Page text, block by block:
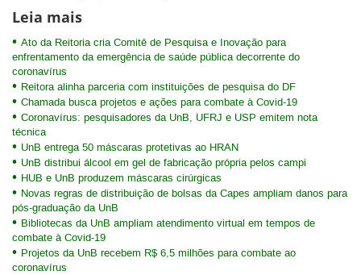
Leia mais
Ato da Reitoria cria Comitê de Pesquisa e Inovação para
enfrentamento da emergência de saúde pública decorrente do
coronavírus
Reitora alinha parceria com instituições de pesquisa do DF
Chamada busca projetos e ações para combate à Covid-19
Coronavírus: pesquisadores da UnB, UFRJ e USP emitem nota
técnica
UnB entrega 50 máscaras protetivas ao HRAN
UnB distribui álcool em gel de fabricação própria pelos campi
HUB e UnB produzem máscaras cirúrgicas
Novas regras de distribuição de bolsas da Capes ampliam danos para
pós-graduação da UnB
Bibliotecas da UnB ampliam atendimento virtual em tempos de
combate à Covid-19
Projetos da UnB recebem R$ 6,5 milhões para combate ao
coronavírus